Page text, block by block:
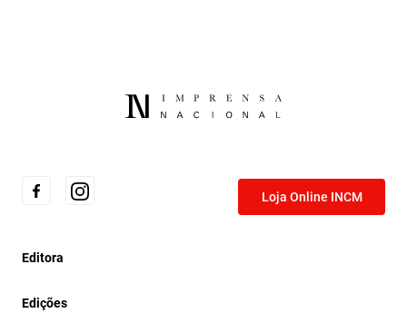
Loja Online INCM
Editora
Edições